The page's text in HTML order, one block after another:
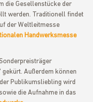
die Gesellenstücke der
werden. Traditionell findet
der Weltleitmesse
Handwerksmesse
Außerdem können
Publikumsliebling wird
die Aufnahme in das